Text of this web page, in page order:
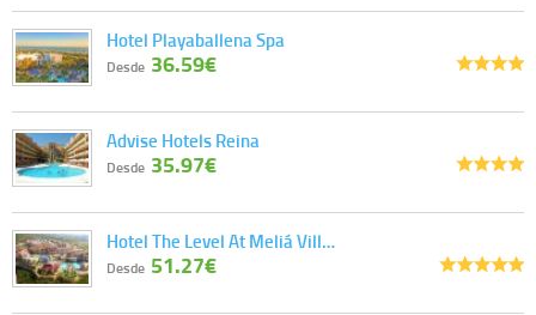
Hotel Playaballena Spa
Desde 36.59€
Advise Hotels Reina
Desde 35.97€
Hotel The Level At Meliá Vill…
Desde 51.27€